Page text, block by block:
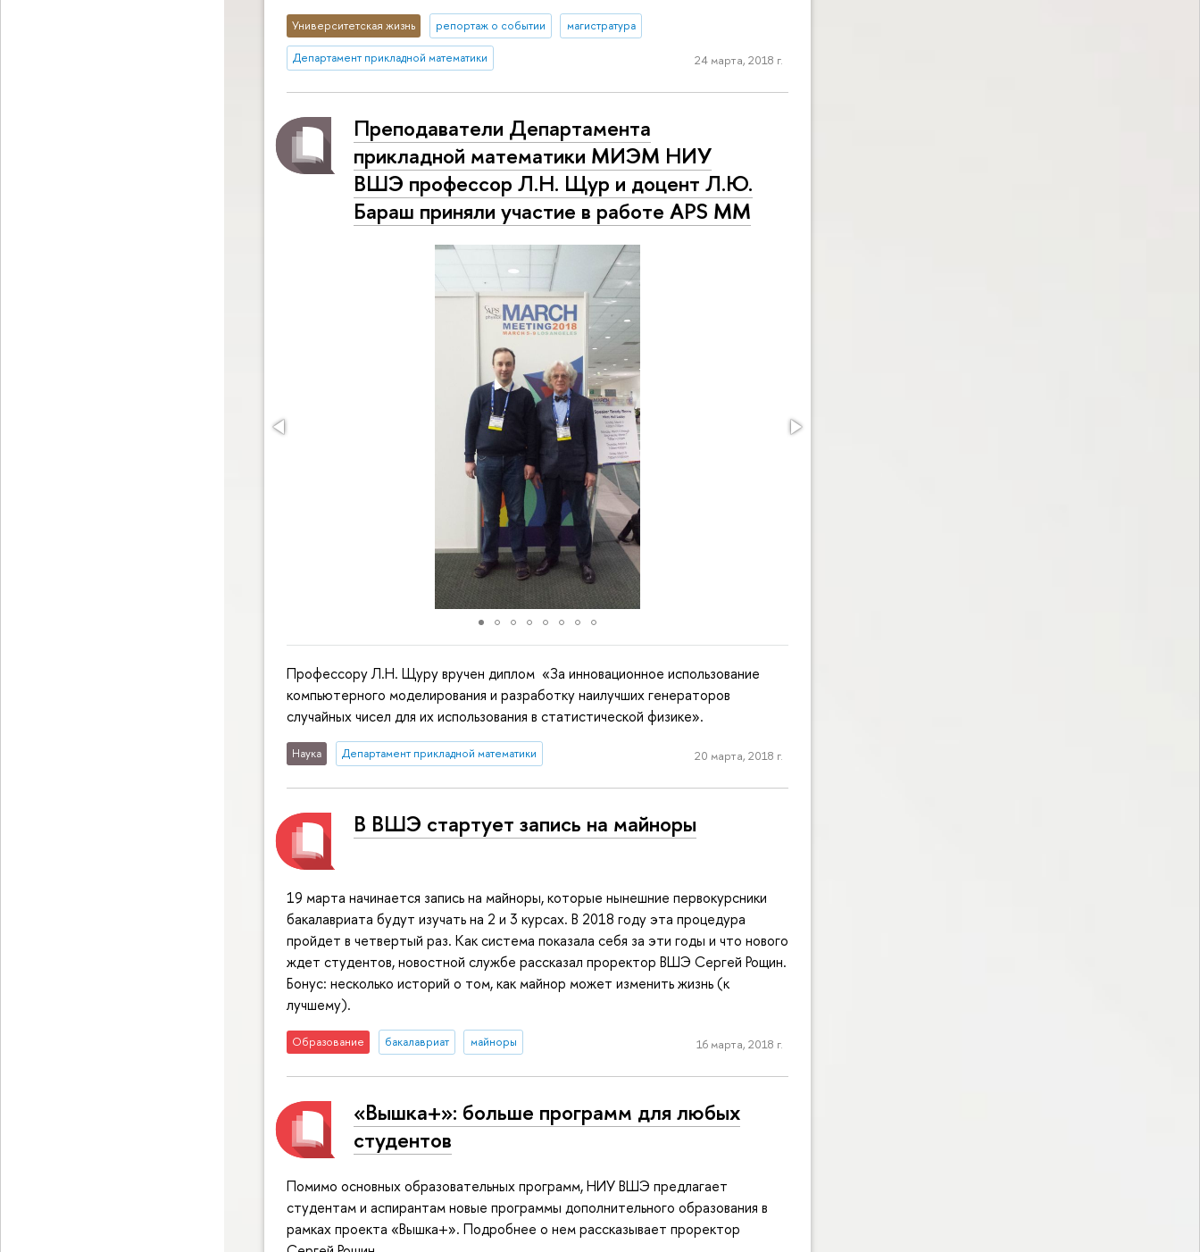
Университетская жизнь репортаж о событии магистратура
Департамент прикладной математики 24 марта, 2018 г.
Преподаватели Департамента
прикладной математики МИЭМ НИУ
ВШЭ профессор Л.Н. Щур и доцент Л.Ю.
Бараш приняли участие в работе APS MM
Профессору Л.Н. Щуру вручен диплом «За инновационное использование
компьютерного моделирования и разработку наилучших генераторов
случайных чисел для их использования в статистической физике».
Наука Департамент прикладной математики 20 марта, 2018 г.
В ВШЭ стартует запись на майноры
19 марта начинается запись на майноры, которые нынешние первокурсники
бакалавриата будут изучать на 2 и 3 курсах. В 2018 году эта процедура
пройдет в четвертый раз. Как система показала себя за эти годы и что нового
ждет студентов, новостной службе рассказал проректор ВШЭ Сергей Рощин.
Бонус: несколько историй о том, как майнор может изменить жизнь (к
лучшему).
Образование бакалавриат майноры 16 марта, 2018 г.
«Вышка+»: больше программ для любых
студентов
Помимо основных образовательных программ, НИУ ВШЭ предлагает
студентам и аспирантам новые программы дополнительного образования в
рамках проекта «Вышка+». Подробнее о нем рассказывает проректор